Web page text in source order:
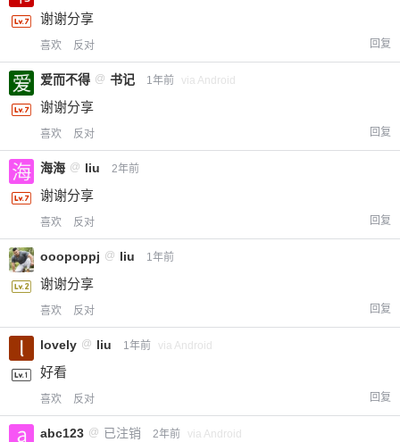
谢谢分享
喜欢 反对 回复
爱而不得 @ 书记 1年前 via Android
谢谢分享
喜欢 反对 回复
海海 @ liu 2年前
谢谢分享
喜欢 反对 回复
ooopoppj @ liu 1年前
谢谢分享
喜欢 反对 回复
lovely @ liu 1年前 via Android
好看
喜欢 反对 回复
abc123 @ 已注销 2年前 via Android